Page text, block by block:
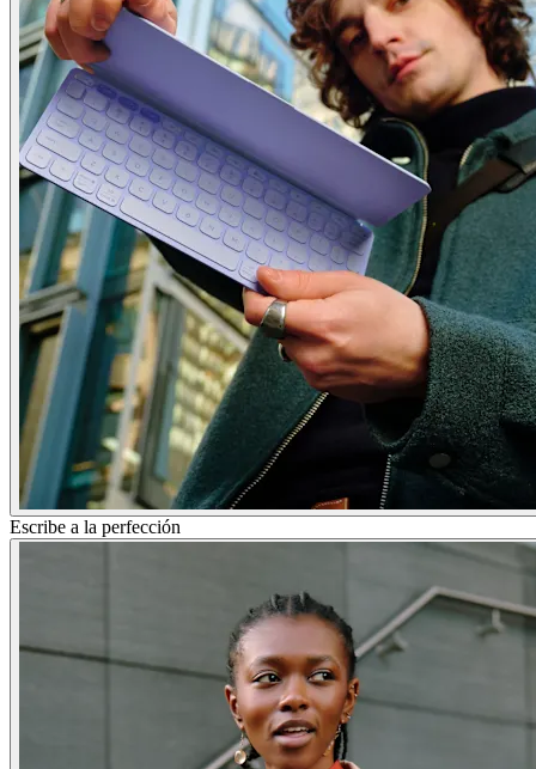
Escribe a la perfección